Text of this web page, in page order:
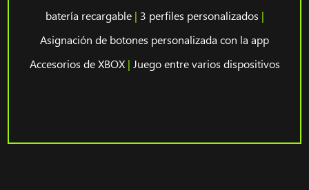
batería recargable | 3 perfiles personalizados |
Asignación de botones personalizada con la app
Accesorios de XBOX | Juego entre varios dispositivos